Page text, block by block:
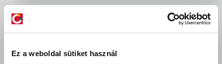
Ez a weboldal sütiket használ